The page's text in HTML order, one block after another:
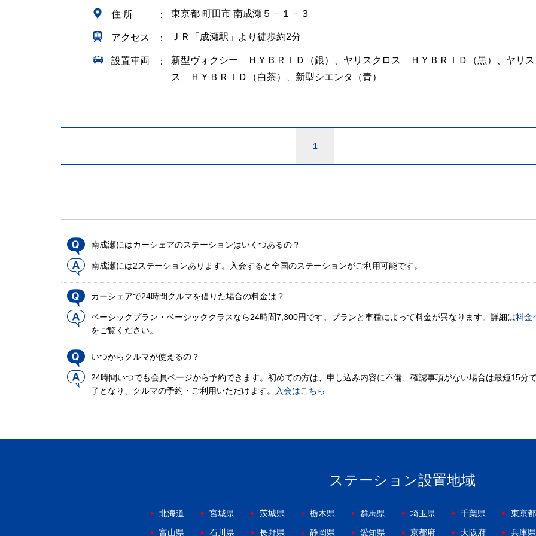
住 所 東京都 町田市 南成瀬５－１－３
アクセス ＪＲ「成瀬駅」より徒歩約2分
設置車両
新型ヴォクシー ＨＹＢＲＩＤ（銀）、ヤリスクロス ＨＹＢＲＩＤ（黒）、ヤリ
ス ＨＹＢＲＩＤ（白茶）、新型シエンタ（青）
1
南成瀬にはカーシェアのステーションはいくつあるの？
南成瀬には2ステーションあります。入会すると全国のステーションがご利用可能です。
カーシェアで24時間クルマを借りた場合の料金は？
ベーシックプラン・ベーシッククラスなら24時間7,300円です。プランと車種によって料金が異なります。詳細は料金
をご覧ください。
いつからクルマが使えるの？
24時間いつでも会員ページから予約できます。初めての方は、申し込み内容に不備、確認事項がない場合は最短15分
了となり、クルマの予約・ご利用いただけます。
入会はこちら
ステーション設置地域
北海道 宮城県 茨城県 栃木県 群馬県 埼玉県 千葉県
東京都
富山県
石川県 長野県 静岡県 愛知県 京都府 大阪府 兵庫県